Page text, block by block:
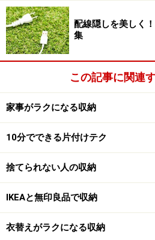
食器の分類にはいろいろな方法
で分ける。毎日使いと来客用で
カトラリーで分けるなど。食器
食器棚収納の分類の1例
家族構成やライフスタイルによ
く異なってきますが、参考まで
の分類をご紹介します。私は背
の部分は使用頻度が少ない物を
一番出し入れしやすいのは、食
配線隠しを美しく
集
この記事に関連
家事がラクになる収納
10分でできる片付けテク
捨てられない人の収納
IKEAと無印良品で収納
衣替えがラクになる収納